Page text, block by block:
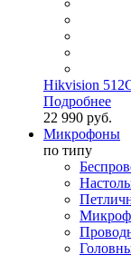
Hikvision
Подробнее
22 990 руб.
Микрофоны
по типу